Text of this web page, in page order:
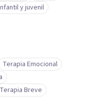
y juvenil
Terapia Emocional
Terapia Breve